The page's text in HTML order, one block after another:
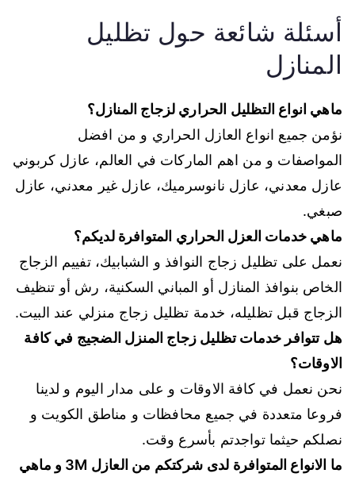
أسئلة شائعة حول تظليل
المنازل
ماهي انواع التظليل الحراري لزجاج المنازل؟
نؤمن جميع انواع العازل الحراري و من افضل
المواصفات و من اهم الماركات في العالم، عازل كربوني
عازل معدني، عازل نانوسرميك، عازل غير معدني، عازل
صبغي.
ماهي خدمات العزل الحراري المتوافرة لديكم؟
نعمل على تظليل زجاج النوافذ و الشبابيك، تفييم الزجاج
الخاص بنوافذ المنازل أو المباني السكنية، رش أو تنظيف
الزجاج قبل تظليله، خدمة تظليل زجاج منزلي عند البيت.
هل تتوافر خدمات تظليل زجاج المنزل الضجيج في كافة
الاوقات؟
نحن نعمل في كافة الاوقات و على مدار اليوم و لدينا
فروعا متعددة في جميع محافظات و مناطق الكويت و
نصلكم حيثما تواجدتم بأسرع وقت.
ما الانواع المتوافرة لدى شركتكم من العازل 3M و ماهي